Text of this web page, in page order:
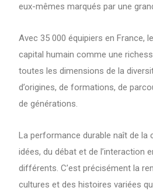
eux-mêmes marqués par une
Avec 35 000 équipiers en France,
capital humain comme une
toutes les dimensions de la
d’origines, de formations, de
de générations.
La performance durable naît de
idées, du débat et de l’interaction
différents. C’est précisément la
cultures et des histoires variées